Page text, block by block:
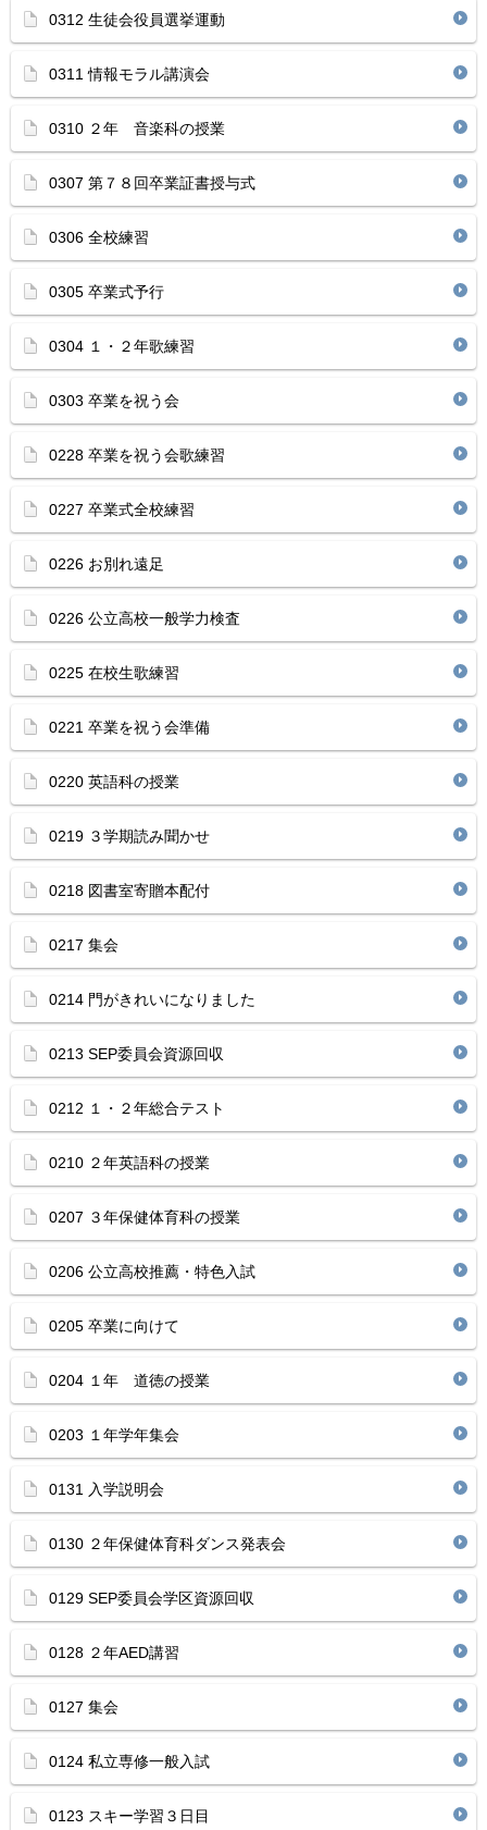
0312 生徒会役員選挙運動
0311 情報モラル講演会
0310 ２年 音楽科の授業
0307 第７８回卒業証書授与式
0306 全校練習
0305 卒業式予行
0304 １・２年歌練習
0303 卒業を祝う会
0228 卒業を祝う会歌練習
0227 卒業式全校練習
0226 お別れ遠足
0226 公立高校一般学力検査
0225 在校生歌練習
0221 卒業を祝う会準備
0220 英語科の授業
0219 ３学期読み聞かせ
0218 図書室寄贈本配付
0217 集会
0214 門がきれいになりました
0213 SEP委員会資源回収
0212 １・２年総合テスト
0210 ２年英語科の授業
0207 ３年保健体育科の授業
0206 公立高校推薦・特色入試
0205 卒業に向けて
0204 １年 道徳の授業
0203 １年学年集会
0131 入学説明会
0130 ２年保健体育科ダンス発表会
0129 SEP委員会学区資源回収
0128 ２年AED講習
0127 集会
0124 私立専修一般入試
0123 スキー学習３日目